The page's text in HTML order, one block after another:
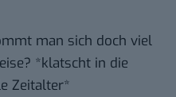
man sich doch viel
*klatscht in die
Zeitalter*